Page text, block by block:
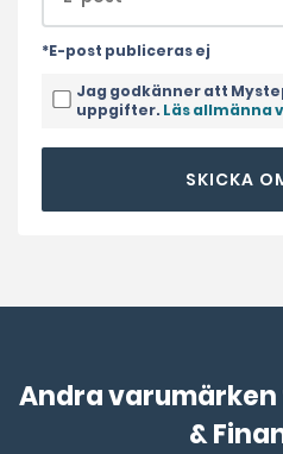
*E-post publiceras ej
Jag godkänner att
uppgifter. Läs allmänna
SKICKA
Andra varumärken
&